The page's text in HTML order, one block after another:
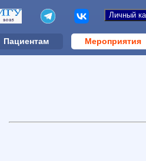
Пациентам Мероприятия